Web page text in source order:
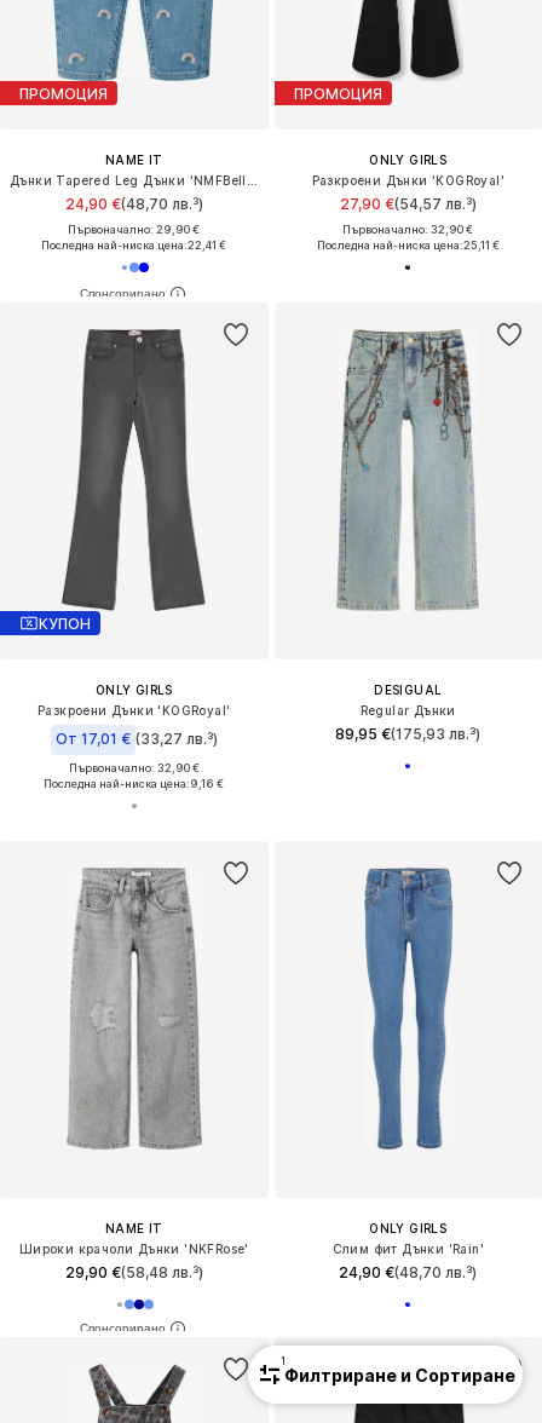
ПРОМОЦИЯ
NAME IT
24,90 €(48,70 лв.³)
Първоначално: 29,90 €
Последна най-ниска цена:22,41 €
ПРОМОЦИЯ
ONLY GIRLS
Разкроени Дънки 'KOGRoyal'
27,90 €(54,57 лв.³)
Първоначално: 32,90 €
Последна най-ниска цена:25,11 €
КУПОН
ONLY GIRLS
Разкроени Дънки 'KOGRoyal'
От 17,01 € (33,27 лв.³)
Първоначално: 32,90 €
Последна най-ниска цена:9,16 €
DESIGUAL
Regular Дънки
89,95 €(175,93 лв.³)
NAME IT
Широки крачоли Дънки 'NKFRose'
29,90 €(58,48 лв.³)
ONLY GIRLS
Слим фит Дънки 'Rain'
24,90 €(48,70 лв.³)
1
Филтриране и Сортиране